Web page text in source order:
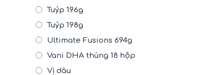
Tuýp 196g
Tuýp 198g
Ultimate Fusions 694g
Vani DHA thùng 18 hộp
Vị dâu